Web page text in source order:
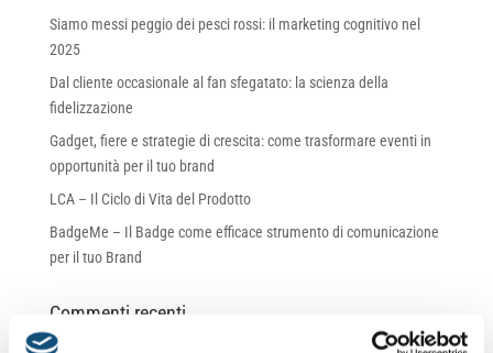
Siamo messi peggio dei pesci rossi: il marketing cognitivo nel
2025
Dal cliente occasionale al fan sfegatato: la scienza della
fidelizzazione
Gadget, fiere e strategie di crescita: come trasformare eventi in
opportunità per il tuo brand
LCA – Il Ciclo di Vita del Prodotto
BadgeMe – Il Badge come efficace strumento di comunicazione
per il tuo Brand
Commenti recenti